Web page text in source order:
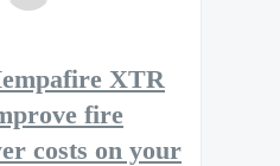
XTR
fire
costs on your